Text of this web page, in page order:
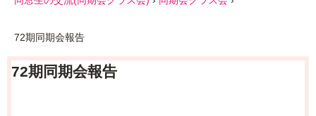
72期同期会報告
72期同期会報告